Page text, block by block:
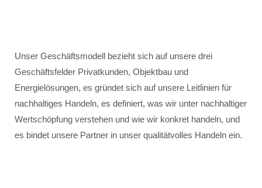
Unser Geschäftsmodell bezieht sich auf unsere drei
Geschäftsfelder Privatkunden, Objektbau und
Energielösungen, es gründet sich auf unsere Leitlinien für
nachhaltiges Handeln, es definiert, was wir unter nachhaltiger
Wertschöpfung verstehen und wie wir konkret handeln, und
es bindet unsere Partner in unser qualitätvolles Handeln ein.